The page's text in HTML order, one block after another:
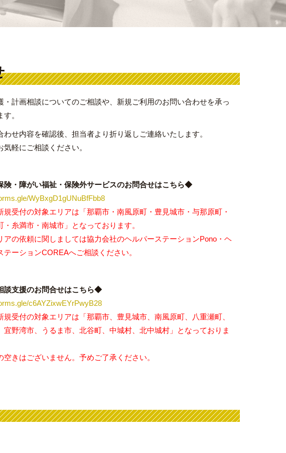
・計画相談についてのご相談や、新規ご利用のお問い合わせを承っ
。
わせ内容を確認後、担当者より折り返しご連絡いたします。
気軽にご相談ください。
・障がい福祉・保険外サービスのお問合せはこちら◆
WyBxgD1gUNuBfFbb8
受付の対象エリアは「那覇市・南風原町・豊見城市・与那原町・
・糸満市・南城市」となっております。
アの依頼に関しましては協力会社のヘルパーステーションPono・ヘ
テーションCOREAへご相談ください。
談支援のお問合せはこちら◆
c6AYZixwEYrPwyB28
受付の対象エリアは「那覇市、豊見城市、南風原町、八重瀬町、
宜野湾市、うるま市、北谷町、中城村、北中城村」となっておりま
きはございません。予めご了承ください。